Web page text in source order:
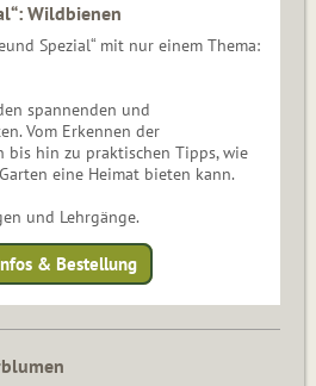
Wildbienen
Spezial“ mit nur einem Thema:
spannenden und
Vom Erkennen der
bis hin zu praktischen Tipps, wie
eine Heimat bieten kann.
und Lehrgänge.
& Bestellung